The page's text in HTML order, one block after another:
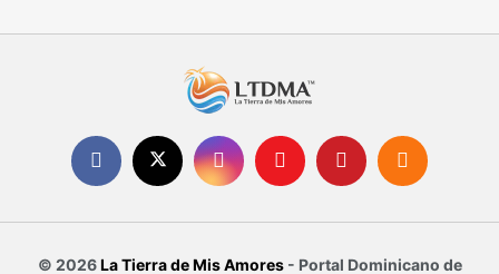
© 2026La Tierra de Mis Amores- Portal Dominicano de